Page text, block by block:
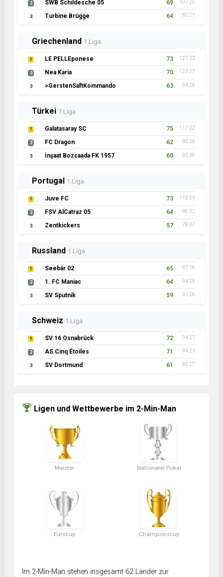
2 SWB Schildesche 05 69 107:25
3 Turbine Brügge 64 80:21
Griechenland 1.Liga
1 LE PELLEponese 73 127:22
2 Nea Karia 70 123:27
3 >GerstenSaftKommando 63 94:28
Türkei 1.Liga
1 Galatasaray SC 75 117:22
2 FC Dragon 62 90:28
3 İnşaat Bozcaada FK 1957 60 92:36
Portugal 1.Liga
1 Juve FC 73 112:23
2 FSV AlCatraz 05 64 96:32
3 Zentkickers 57 78:37
Russland 1.Liga
1 Seebär 02 65 87:16
2 1. FC Maniac 64 94:25
3 SV Sputnik 59 91:26
Schweiz 1.Liga
1 SV 16 Osnabrück 72 94:21
2 AS Cinq Étoiles 71 99:21
3 SV Dortmund 61 85:27
Ligen und Wettbewerbe im 2-Min-Man
Meister Nationaler Pokal
Eurocup Championscup
Im 2-Min-Man stehen insgesamt 62 Länder zur